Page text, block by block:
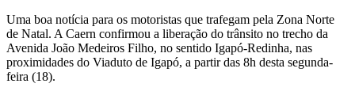
Uma boa notícia para os motoristas que trafegam pela Zona Norte
de Natal. A Caern confirmou a liberação do trânsito no trecho da
Avenida João Medeiros Filho, no sentido Igapó-Redinha, nas
proximidades do Viaduto de Igapó, a partir das 8h desta segunda-
feira (18).